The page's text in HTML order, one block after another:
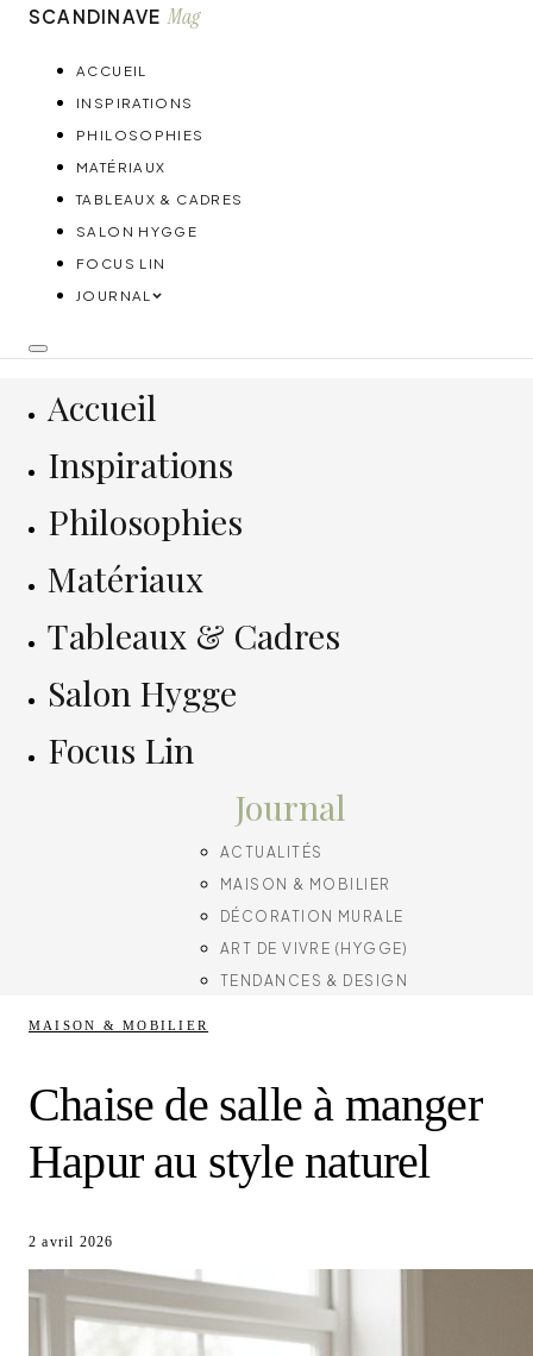
SCANDINAVE Mag
ACCUEIL
INSPIRATIONS
PHILOSOPHIES
MATÉRIAUX
TABLEAUX & CADRES
SALON HYGGE
FOCUS LIN
JOURNAL
Accueil
Inspirations
Philosophies
Matériaux
Tableaux & Cadres
Salon Hygge
Focus Lin
Journal
ACTUALITÉS
MAISON & MOBILIER
DÉCORATION MURALE
ART DE VIVRE (HYGGE)
TENDANCES & DESIGN
MAISON & MOBILIER
Chaise de salle à manger
Hapur au style naturel
2 avril 2026